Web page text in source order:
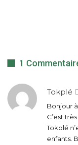
1
Tokplé
Bonjour
C’est
Tokplé
enfants.